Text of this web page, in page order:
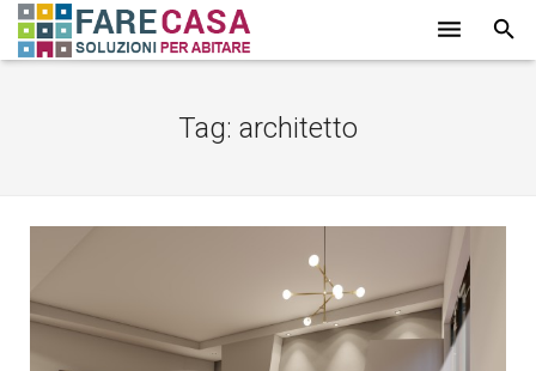
PROMOZIONI
PARTNER
Tag: architetto